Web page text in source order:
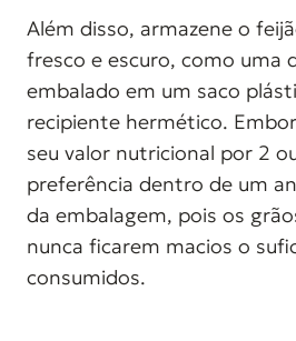
Além disso, armazene o
fresco e escuro, como uma
embalado em um saco
recipiente hermético.
seu valor nutricional por 2
preferência dentro de um
da embalagem, pois os
nunca ficarem macios o
consumidos.